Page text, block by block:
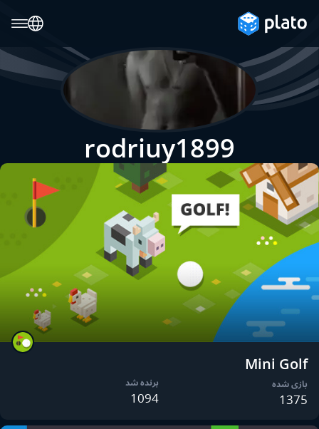
rodriuy1899
Mini Golf
بازی شده
1375
برنده شد
1094